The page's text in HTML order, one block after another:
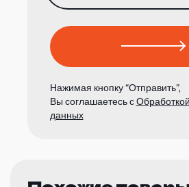
Нажимая кнопку “Отправить”,
Вы соглашаетесь с
данных